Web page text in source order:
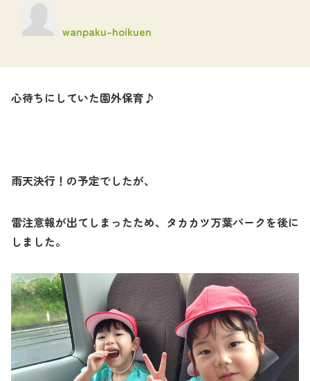
くま組
wanpaku-hoikuen
心待ちにしていた園外保育♪
雨天決行！の予定でしたが、
雷注意報が出てしまったため、タカカツ万葉パークを後に
しました。